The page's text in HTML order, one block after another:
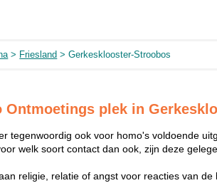
> Friesland > Gerkesklooster-Stroobos
Ontmoetings plek in
tegenwoordig ook voor homo's voldoende
welk soort contact dan ook, zijn deze
religie, relatie of angst voor reacties van